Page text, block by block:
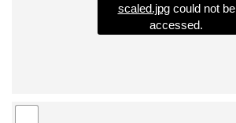
scaled.jpgcould not be
accessed.